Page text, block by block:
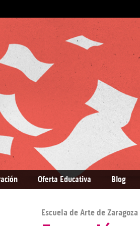
Oferta Educativa Blog
Escuela de Arte de Zaragoza